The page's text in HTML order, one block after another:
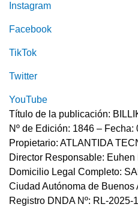
Instagram
Facebook
TikTok
Twitter
YouTube
Título de la publicación:
Nº de Edición: 1846 – Fecha:
Propietario: ATLANTIDA
Director Responsable: Euhen
Domicilio Legal Completo:
Ciudad Autónoma de Buenos
Registro DNDA Nº: RL-